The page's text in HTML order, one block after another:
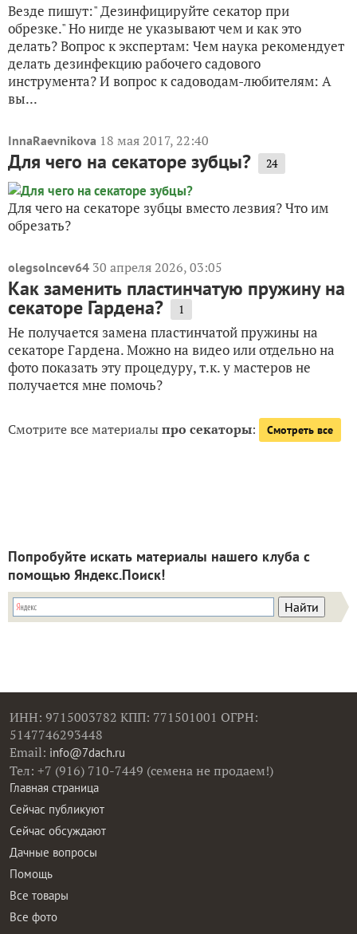
Везде пишут:" Дезинфицируйте секатор при
обрезке." Но нигде не указывают чем и как это
делать? Вопрос к экспертам: Чем наука рекомендует
делать дезинфекцию рабочего садового
инструмента? И вопрос к садоводам-любителям: А
вы...
InnaRaevnikova 18 мая 2017, 22:40
Для чего на секаторе зубцы? 24
Для чего на секаторе зубцы вместо лезвия? Что им
обрезать?
olegsolncev64 30 апреля 2026, 03:05
Как заменить пластинчатую пружину на
секаторе Гардена? 1
Не получается замена пластинчатой пружины на
секаторе Гардена. Можно на видео или отдельно на
фото показать эту процедуру, т.к. у мастеров не
получается мне помочь?
Смотрите все материалыпро секаторы: Смотреть все
Попробуйте искать материалы нашего клуба с
помощью Яндекс.Поиск!
ИНН: 9715003782 КПП: 771501001 ОГРН:
5147746293448
Email: info@7dach.ru
Тел: +7 (916) 710-7449 (семена не продаем!)
Главная страница
Сейчас публикуют
Сейчас обсуждают
Дачные вопросы
Помощь
Все товары
Все фото